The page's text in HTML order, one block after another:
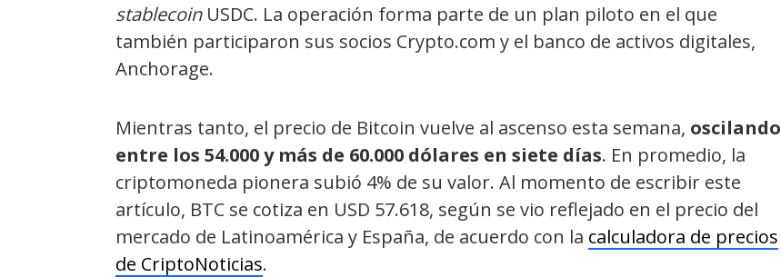
stablecoin USDC. La operación forma parte de un plan piloto en el que
también participaron sus socios Crypto.com y el banco de activos digitales,
Anchorage.
Mientras tanto, el precio de Bitcoin vuelve al ascenso esta semana, oscilando
entre los 54.000 y más de 60.000 dólares en siete días. En promedio, la
criptomoneda pionera subió 4% de su valor. Al momento de escribir este
artículo, BTC se cotiza en USD 57.618, según se vio reflejado en el precio del
mercado de Latinoamérica y España, de acuerdo con la calculadora de precios
de CriptoNoticias.